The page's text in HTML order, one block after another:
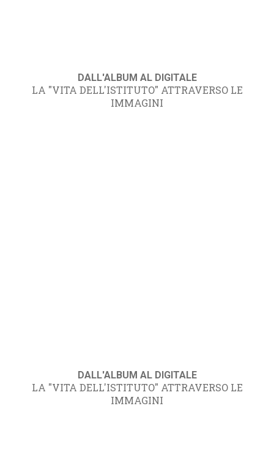
DALL'ALBUM AL DIGITALE
LA "VITA DELL'ISTITUTO" ATTRAVERSO LE
IMMAGINI
DALL'ALBUM AL DIGITALE
LA "VITA DELL'ISTITUTO" ATTRAVERSO LE
IMMAGINI